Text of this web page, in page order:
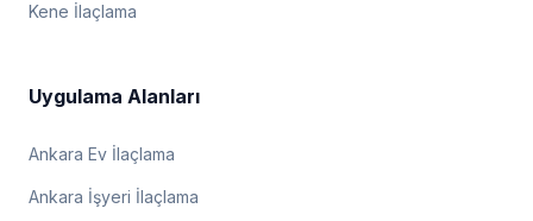
Kene İlaçlama
Uygulama Alanları
Ankara Ev İlaçlama
Ankara İşyeri İlaçlama